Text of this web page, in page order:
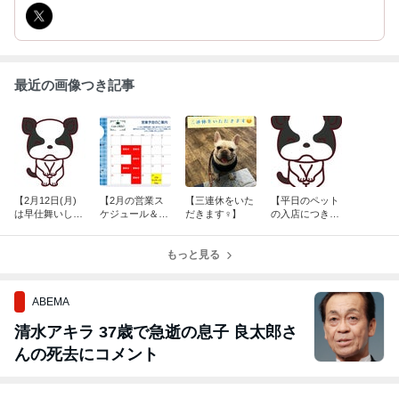
最近の画像つき記事
【2月12日(月)
は早仕舞いしま
【2月の営業ス
ケジュール＆モ
【三連休をいた
だきます♀️】
【平日のペット
の入店につきま
もっと見る
ABEMA
清水アキラ 37歳で急逝の息子 良太郎さ
んの死去にコメント